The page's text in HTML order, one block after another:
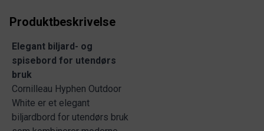
Produktbeskrivelse
Elegant biljard- og
spisebord for utendørs
bruk
Cornilleau Hyphen Outdoor
White er et elegant
biljardbord for utendørs bruk